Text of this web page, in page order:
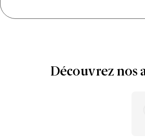
Découvrez nos